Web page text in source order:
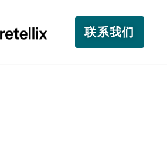
联系我们